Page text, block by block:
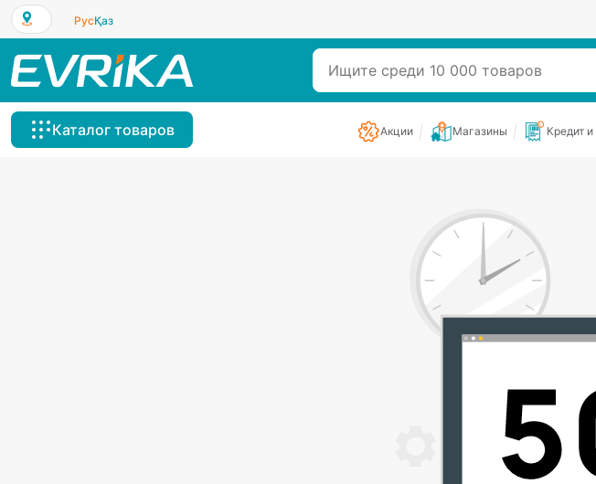
РусҚаз
Каталог товаров Акции Магазины Кредит